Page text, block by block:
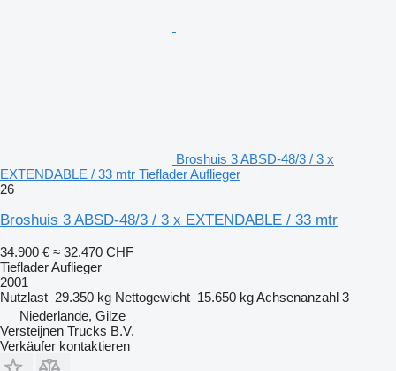
Broshuis 3 ABSD-48/3 / 3 x
EXTENDABLE / 33 mtr Tieflader Auflieger
26
Broshuis 3 ABSD-48/3 / 3 x EXTENDABLE / 33 mtr
34.900 € ≈ 32.470 CHF
Tieflader Auflieger
2001
Nutzlast 29.350 kg Nettogewicht 15.650 kgAchsenanzahl 3
Niederlande, Gilze
Versteijnen Trucks B.V.
Verkäufer kontaktieren